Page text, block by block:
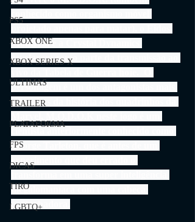
PS5
XBOX ONE
XBOX SERIES X
ÚLTIMAS
TRAILER
PLATAFORMA
FPS
DICAS
TIRO
LGBTQ+
Montreal e a Crystal Dynamics
revelaram como parte da transmissão ao
personagem é um dos antagonistas mais
estranhos da história dos quadrinhos da
George Tarleton, que é antes de um
experimento que deu errado o
megalomaníaca com uma cabeça
perturbadora.